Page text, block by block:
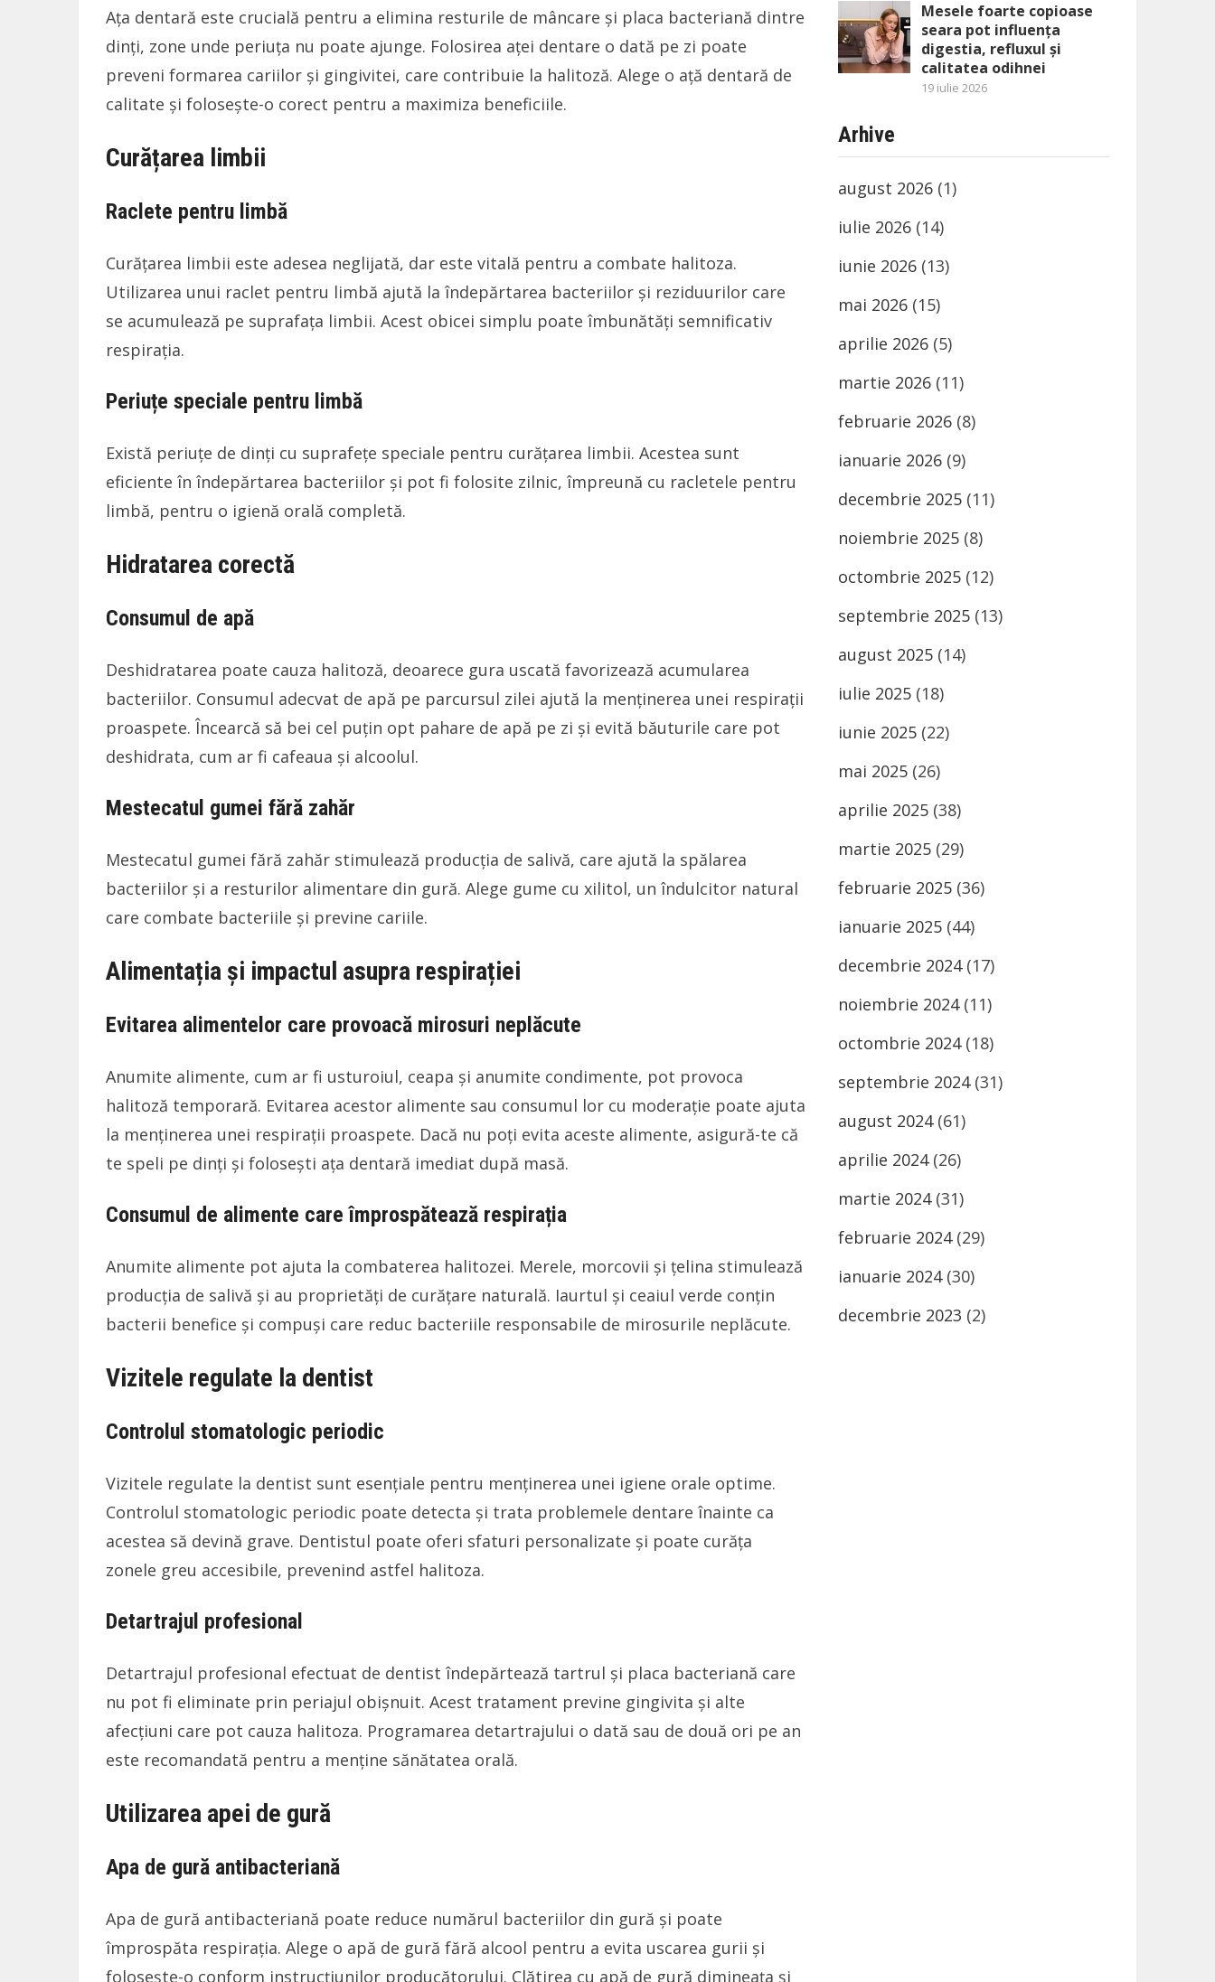
Ața dentară este crucială pentru a elimina resturile de mâncare și placa bacteriană dintre
dinți, zone unde periuța nu poate ajunge. Folosirea aței dentare o dată pe zi poate
preveni formarea cariilor și gingivitei, care contribuie la halitoză. Alege o ață dentară de
calitate și folosește-o corect pentru a maximiza beneficiile.
Curățarea limbii
Raclete pentru limbă
Curățarea limbii este adesea neglijată, dar este vitală pentru a combate halitoza.
Utilizarea unui raclet pentru limbă ajută la îndepărtarea bacteriilor și reziduurilor care
se acumulează pe suprafața limbii. Acest obicei simplu poate îmbunătăți semnificativ
respirația.
Periuțe speciale pentru limbă
Există periuțe de dinți cu suprafețe speciale pentru curățarea limbii. Acestea sunt
eficiente în îndepărtarea bacteriilor și pot fi folosite zilnic, împreună cu racletele pentru
limbă, pentru o igienă orală completă.
Hidratarea corectă
Consumul de apă
Deshidratarea poate cauza halitoză, deoarece gura uscată favorizează acumularea
bacteriilor. Consumul adecvat de apă pe parcursul zilei ajută la menținerea unei respirații
proaspete. Încearcă să bei cel puțin opt pahare de apă pe zi și evită băuturile care pot
deshidrata, cum ar fi cafeaua și alcoolul.
Mestecatul gumei fără zahăr
Mestecatul gumei fără zahăr stimulează producția de salivă, care ajută la spălarea
bacteriilor și a resturilor alimentare din gură. Alege gume cu xilitol, un îndulcitor natural
care combate bacteriile și previne cariile.
Alimentația și impactul asupra respirației
Evitarea alimentelor care provoacă mirosuri neplăcute
Anumite alimente, cum ar fi usturoiul, ceapa și anumite condimente, pot provoca
halitoză temporară. Evitarea acestor alimente sau consumul lor cu moderație poate ajuta
la menținerea unei respirații proaspete. Dacă nu poți evita aceste alimente, asigură-te că
te speli pe dinți și folosești ața dentară imediat după masă.
Consumul de alimente care împrospătează respirația
Anumite alimente pot ajuta la combaterea halitozei. Merele, morcovii și țelina stimulează
producția de salivă și au proprietăți de curățare naturală. Iaurtul și ceaiul verde conțin
bacterii benefice și compuși care reduc bacteriile responsabile de mirosurile neplăcute.
Vizitele regulate la dentist
Controlul stomatologic periodic
Vizitele regulate la dentist sunt esențiale pentru menținerea unei igiene orale optime.
Controlul stomatologic periodic poate detecta și trata problemele dentare înainte ca
acestea să devină grave. Dentistul poate oferi sfaturi personalizate și poate curăța
zonele greu accesibile, prevenind astfel halitoza.
Detartrajul profesional
Detartrajul profesional efectuat de dentist îndepărtează tartrul și placa bacteriană care
nu pot fi eliminate prin periajul obișnuit. Acest tratament previne gingivita și alte
afecțiuni care pot cauza halitoza. Programarea detartrajului o dată sau de două ori pe an
este recomandată pentru a menține sănătatea orală.
Utilizarea apei de gură
Apa de gură antibacteriană
Apa de gură antibacteriană poate reduce numărul bacteriilor din gură și poate
împrospăta respirația. Alege o apă de gură fără alcool pentru a evita uscarea gurii și
folosește-o conform instrucțiunilor producătorului. Clătirea cu apă de gură dimineața și
Mesele foarte copioase
seara pot influența
digestia, refluxul și
calitatea odihnei
19 iulie 2026
Arhive
august 2026 (1)
iulie 2026 (14)
iunie 2026 (13)
mai 2026 (15)
aprilie 2026 (5)
martie 2026 (11)
februarie 2026 (8)
ianuarie 2026 (9)
decembrie 2025 (11)
noiembrie 2025 (8)
octombrie 2025 (12)
septembrie 2025 (13)
august 2025 (14)
iulie 2025 (18)
iunie 2025 (22)
mai 2025 (26)
aprilie 2025 (38)
martie 2025 (29)
februarie 2025 (36)
ianuarie 2025 (44)
decembrie 2024(17)
noiembrie 2024(11)
octombrie 2024(18)
septembrie 2024(31)
august 2024(61)
aprilie 2024(26)
martie 2024(31)
februarie 2024(29)
ianuarie 2024(30)
decembrie 2023 (2)